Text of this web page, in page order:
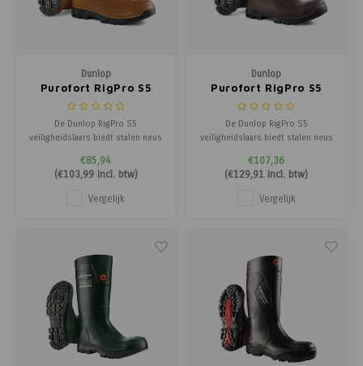
Dunlop
Purofort RigPro S5
De Dunlop RigPro S5
veiligheidslaars biedt stalen neus
Snug-fit comfort voor zware
industriële toepassingen.
€85,94
(€103,99Incl. btw)
Vergelijk
Dunlop
Purofort RigPro S5
De Dunlop RigPro S5
veiligheidslaars biedt stalen neus
isolatie en Sneaker-fit comfort
voor zwaar professioneel
gebruik.
€107,36
(€129,91 Incl. btw)
Vergelijk